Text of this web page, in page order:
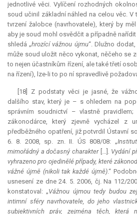
jednotlivé věci. Vylíčení rozhodných
soud učinil základní náhled na celou věc. V
tvrzení žalobce (navrhovatele), který by
aby je soud mohl osvědčit a případně
shledá „hrozící vážnou újmu“. Dlužno
může soud uložit něco vykonat, něčeho se
to nejen účastníkům řízení, ale také třetí
na řízení), lze-li to po ní spravedlivě
[18] Z podstaty věci je jasné, že
dalšího stav, který je – s ohledem na
správním soudnictví – vlastně
zákonodárce, který zjevně vycházel z
předběžného opatření, již potvrdil Ústavní
6. 8. 2008, sp. zn. II. ÚS 808/08: „
mimořádný a dočasný charakter […] . Vydání
vyhrazeno pro ojedinělé případy, které
vážné újmě (nikoli tak každé újmě).“
usnesení ze dne 24. 5. 2006, čj. Na 112/
konstatoval: „Vážnou újmou tedy budou
intimní sféry navrhovatele, do jeho
subjektivních práv, zejména těch, která